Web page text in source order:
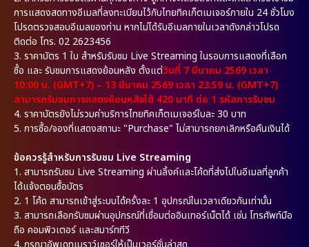
การแสดงสดทางอีเมลที่ลงทะเบียนไว้กับไทยทิคเก็ตเมเจอร์ภายใน 24 ชั่วโมง
โปรดตรวจสอบอีเมลของท่าน หากไม่ได้รับอีเมลภายในเวลาดังกล่าวโปรด
ติดต่อ โทร. 02 2623456
3. ราคาบัตร 1 ใบ สำหรับรับชม Live Streaming ในรอบการแสดงที่เลือก
ซื้อ และ รับชมการแสดงย้อนหลัง ตั้งแต่วันที่ 7 มีนาคม 2569 เวลา
10:00 น. (GMT+7) – 13 มีนาคม 2569 เวลา 23:59 น. (GMT+7)
สามารถรับชมการแสดงย้อนหลังได้ 420 นาที ต่อ 1 รหัสการรับชม
4. ราคาบัตรยังไม่รวมค่าบริการไทยทิคเก็ตเมเจอร์ใบละ 30 บาท
5. การซื้อ/จองที่แสดงสถานะ "Purchase" ไม่สามารถยกเลิกหรือคืนเงินได้
ข้อควรรู้สำหรับการรับชม Live Streaming
1. สามารถรับชม Live Streaming ผ่านลิ้งค์และโค้ดที่ส่งไปในอีเมลที่ลูกค้า
ได้แจ้งตอนซื้อบัตร
2. 1 โค้ด สามารถเข้าสู่ระบบได้ครั้งละ 1 อุปกรณ์ในเวลาเดียวกันเท่านั้น
3. สามารถเลือกรับชมผ่านอุปกรณ์ที่เชื่อมต่ออินเทอร์เน็ตได้ เช่น โทรศัพท์มือ
ถือ คอมพิวเตอร์ และสมาร์ททีวี